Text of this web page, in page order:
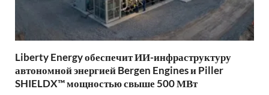
Liberty Energy обеспечит ИИ-инфраструктуру
автономной энергией Bergen Engines и Piller
SHIELDX™ мощностью свыше 500 МВт